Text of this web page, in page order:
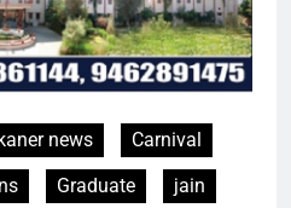
news
Carnival
Graduate
jain